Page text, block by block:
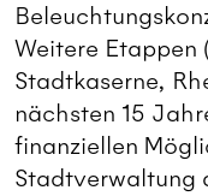
Weitere Etappen
Stadtkaserne,
nächsten 15
finanziellen
Stadtverwaltung